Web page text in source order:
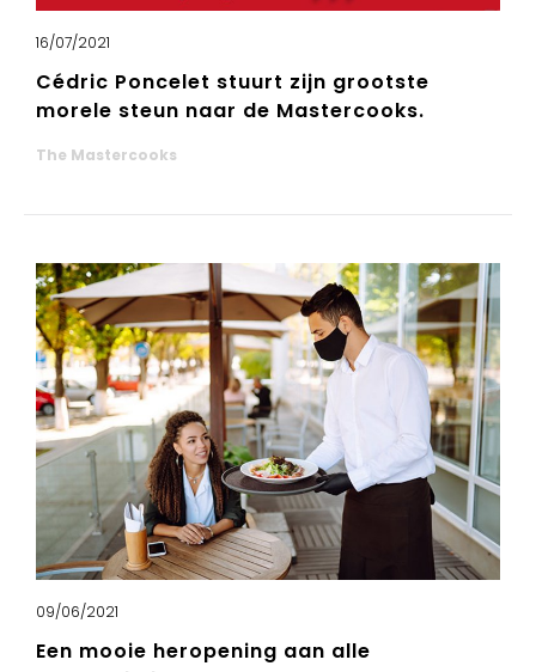
16/07/2021
Cédric Poncelet stuurt zijn grootste
morele steun naar de Mastercooks.
The Mastercooks
09/06/2021
Een mooie heropening aan alle